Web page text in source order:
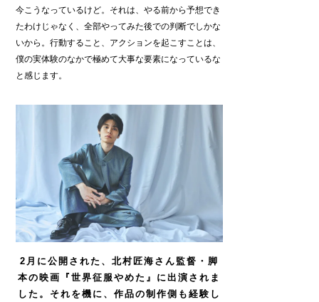
今こうなっているけど。それは、やる前から予想でき
たわけじゃなく、全部やってみた後での判断でしかな
いから。行動すること、アクションを起こすことは、
僕の実体験のなかで極めて大事な要素になっているな
と感じます。
2 月に公開された、北村匠海さん監督・脚
本の映画『世界征服やめた』に出演されま
した。それを機に、作品の制作側も経験し